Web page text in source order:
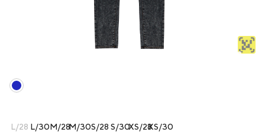
L/28 L/30M/28M/30S/28 S/30XS/28XS/30